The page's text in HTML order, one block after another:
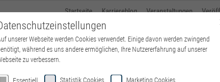
kbo Standorte kbo-Karriere Ausbildung
Startseite Karriereblog Veranstaltungen
unserer Webseite werden Cookies verwendet. Einige davon werden zwingend
während es uns andere ermöglichen, Ihre Nutzererfahrung auf unserer
zu verbessern.
Statistik Cookies Marketing Cookies